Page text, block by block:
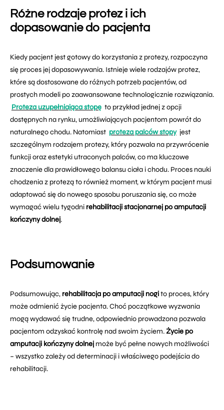
Różne rodzaje protez i ich
dopasowanie do pacjenta
Kiedy pacjent jest gotowy do korzystania z protezy, rozpoczyna
się proces jej dopasowywania. Istnieje wiele rodzajów protez,
które są dostosowane do różnych potrzeb pacjentów, od
prostych modeli po zaawansowane technologicznie rozwiązania.
Proteza uzupełniająca stopę to przykład jednej z opcji
dostępnych na rynku, umożliwiających pacjentom powrót do
naturalnego chodu. Natomiast proteza palców stopy jest
szczególnym rodzajem protezy, który pozwala na przywrócenie
funkcji oraz estetyki utraconych palców, co ma kluczowe
znaczenie dla prawidłowego balansu ciała i chodu. Proces nauki
chodzenia z protezą to również moment, w którym pacjent musi
adaptować się do nowego sposobu poruszania się, co może
wymagać wielu tygodni rehabilitacji stacjonarnej po amputacji
kończyny dolnej.
Podsumowanie
Podsumowując, rehabilitacja po amputacji nogito proces, który
może odmienić życie pacjenta. Choć początkowe wyzwania
mogą wydawać się trudne, odpowiednio prowadzona pozwala
pacjentom odzyskać kontrolę nad swoim życiem.Życie po
amputacji kończyny dolnej może być pełne nowych możliwości
– wszystko zależy od determinacji i właściwego podejścia do
rehabilitacji.